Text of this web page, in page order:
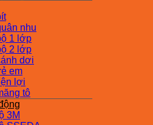
nhu
1 lớp
2 lớp
dơi
em
lợi
tô
3M